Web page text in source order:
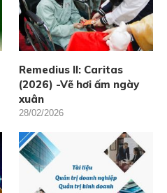
Remedius II: Caritas
(2026) -Vẽ hơi ấm ngày
xuân
28/02/2026